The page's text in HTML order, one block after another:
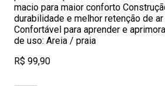
macio para maior conforto
durabilidade e melhor retenção de
Confortável para aprender e
de uso: Areia / praia
R$ 99,90